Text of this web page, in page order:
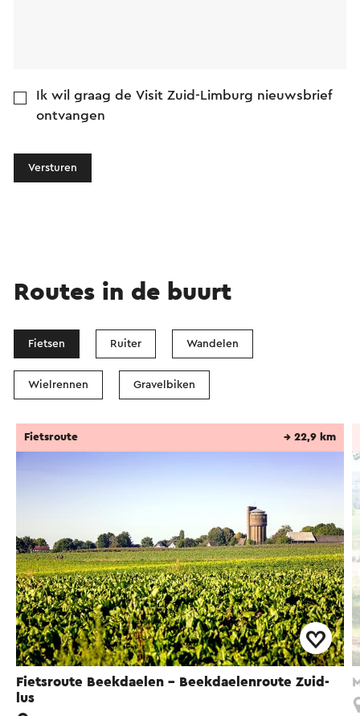
Ik wil graag de Visit Zuid-Limburg nieuwsbrief
ontvangen
Versturen
Routes in de buurt
Fietsen Ruiter Wandelen
Wielrennen Gravelbiken
Fietsroute Beekdaelen - Beekdaelenroute Zuid-
lus
Fietsroute → 22,9 km